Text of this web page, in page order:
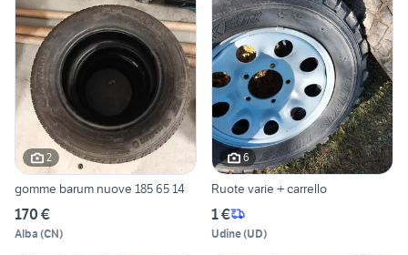
2
gomme barum nuove 185 65 14
170 €
Alba (CN)
6
Ruote varie + carrello
1 €
Udine(UD)